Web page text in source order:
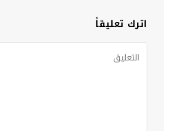
اترك تعليقاً